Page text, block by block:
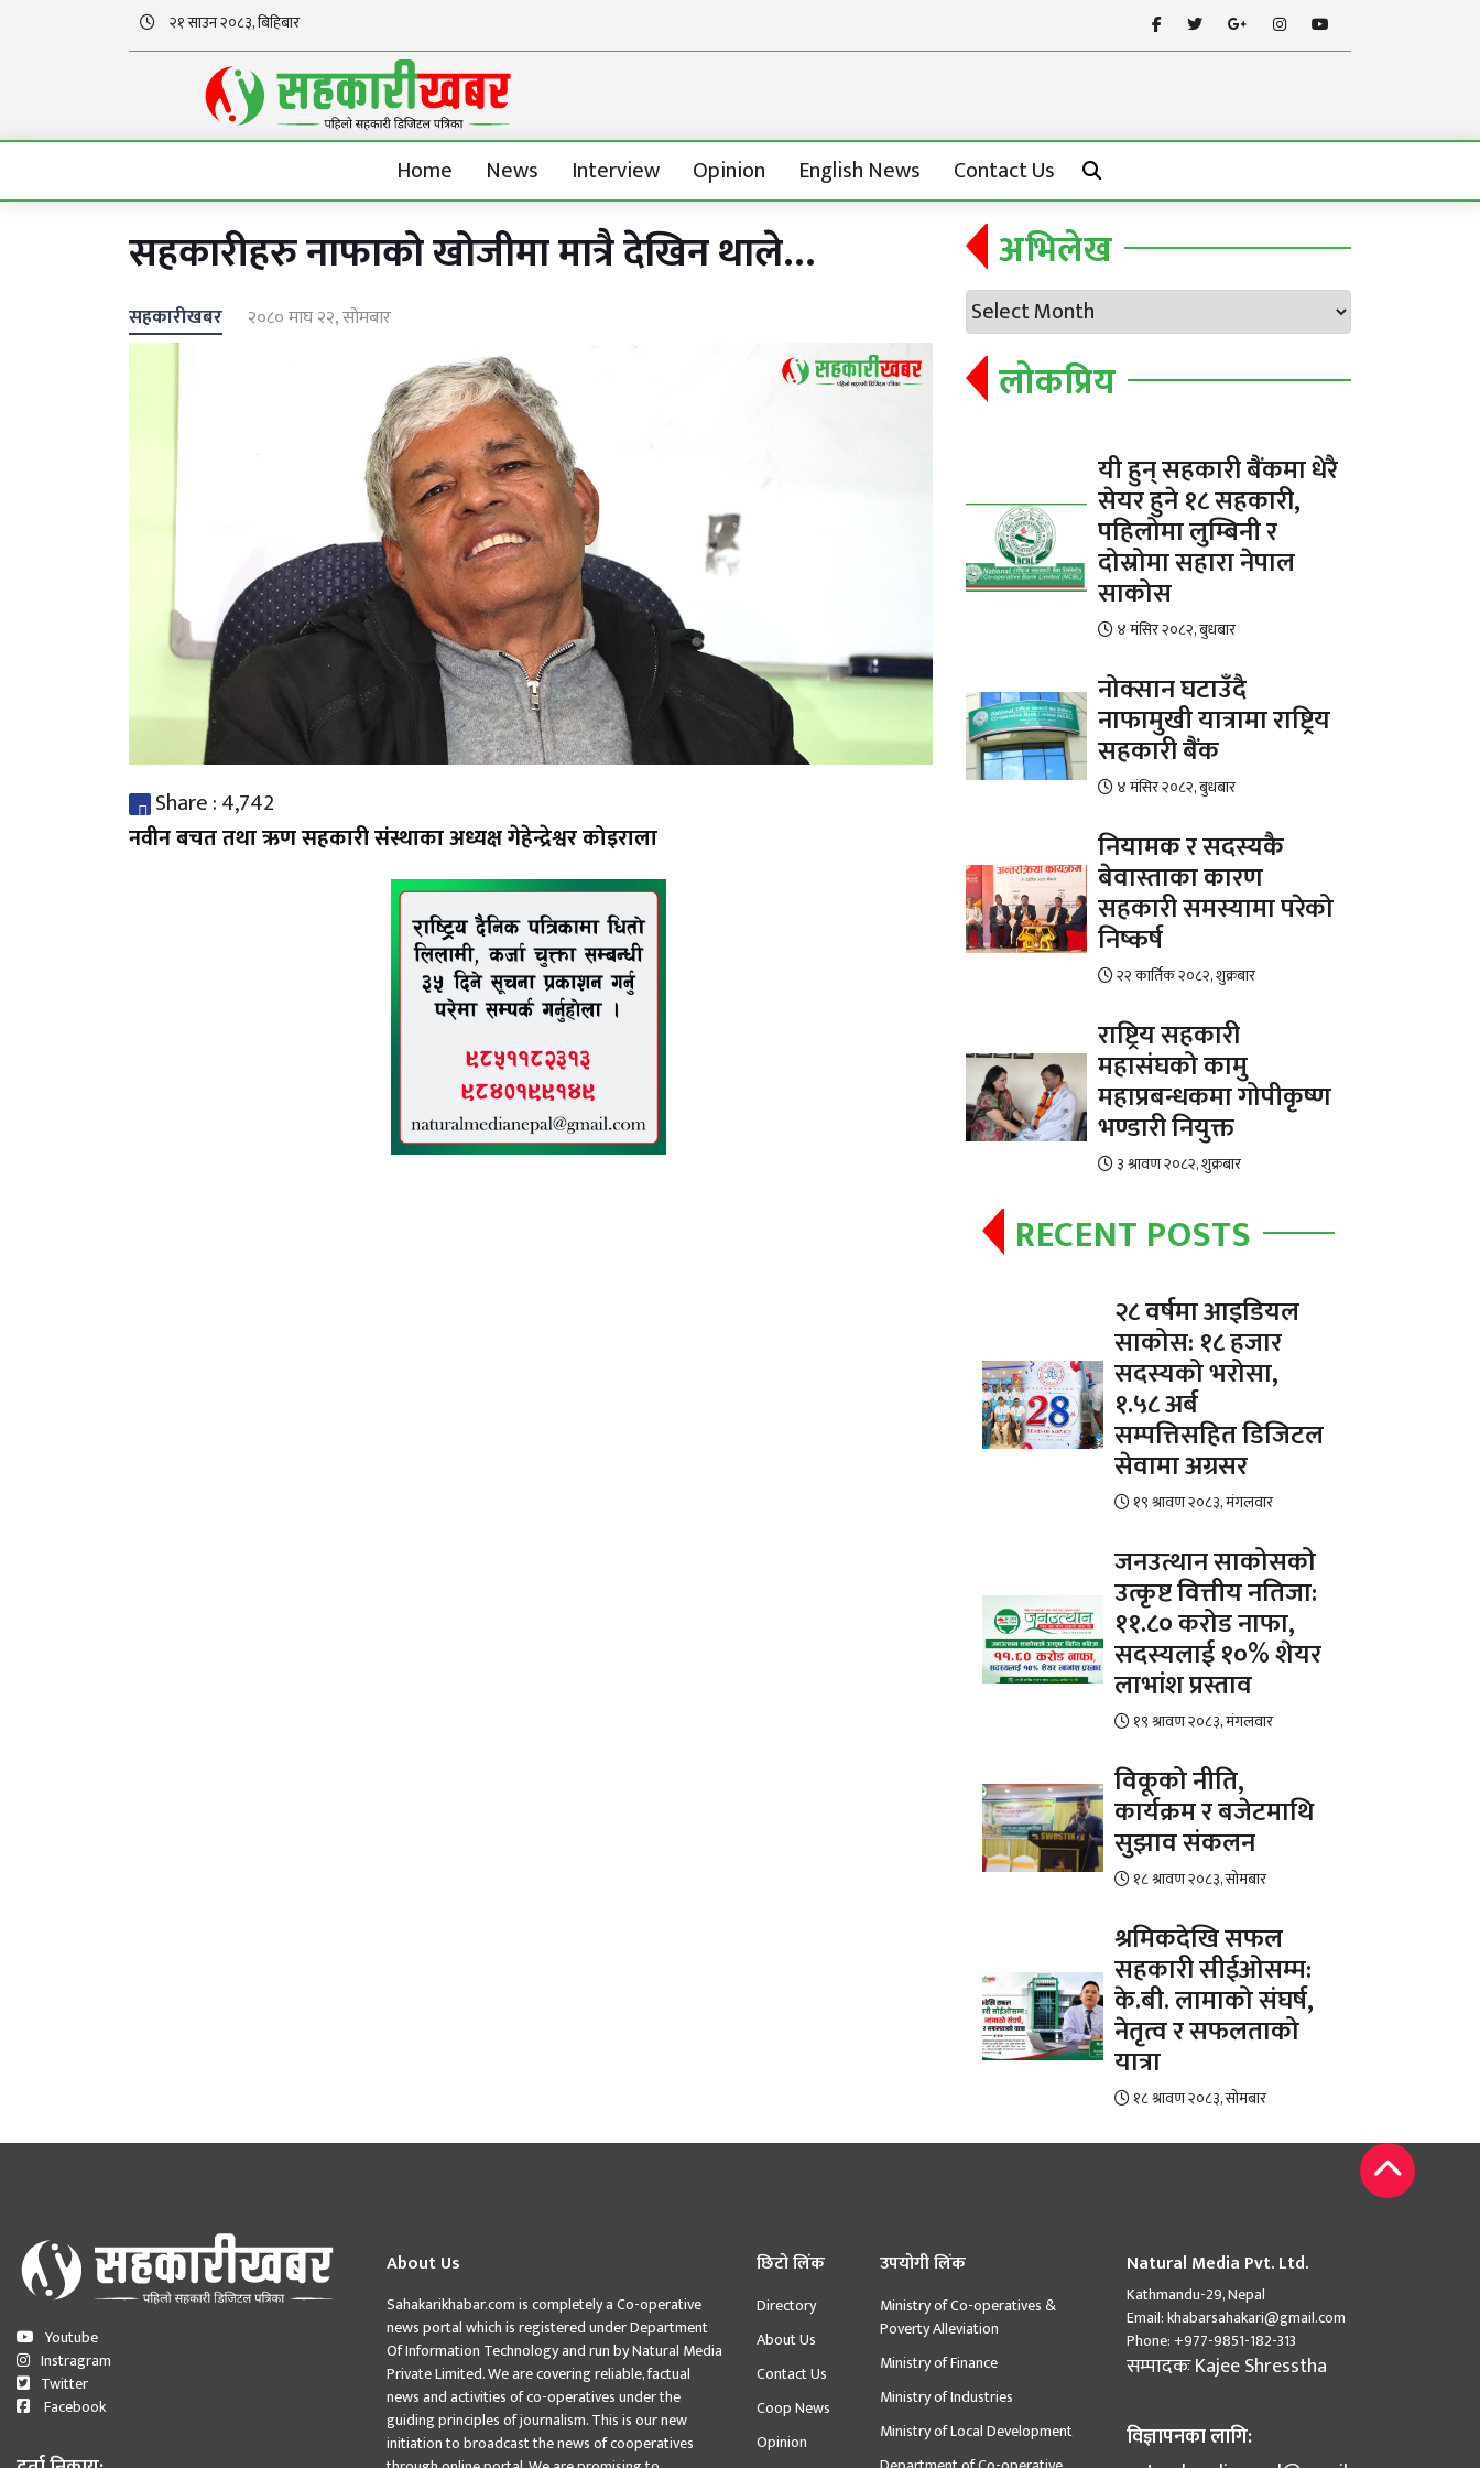
२१ साउन २०८३, बिहिबार
Home News Interview Opinion English News Contact Us
सहकारीहरु नाफाको खोजीमा मात्रै देखिन थाले…
सहकारीखबर २०८० माघ २२, सोमबार
Share :4,742
नवीन बचत तथा ऋण सहकारी संस्थाका अध्यक्ष गेहेन्द्रेश्वर कोइराला
अभिलेख
लोकप्रिय
यी हुन् सहकारी बैंकमा धेरै
सेयर हुने १८ सहकारी,
पहिलोमा लुम्बिनी र
दोस्रोमा सहारा नेपाल
साकोस
४ मंसिर २०८२, बुधबार
नोक्सान घटाउँदै
नाफामुखी यात्रामा राष्ट्रिय
सहकारी बैंक
४ मंसिर २०८२, बुधबार
नियामक र सदस्यकै
बेवास्ताका कारण
सहकारी समस्यामा परेको
निष्कर्ष
२२ कार्तिक २०८२, शुक्रबार
राष्ट्रिय सहकारी
महासंघको कामु
महाप्रबन्धकमा गोपीकृष्ण
भण्डारी नियुक्त
३ श्रावण २०८२, शुक्रबार
RECENT POSTS
२८ वर्षमा आइडियल
साकोस: १८ हजार
सदस्यको भरोसा,
१.५८ अर्ब
सम्पत्तिसहित डिजिटल
सेवामा अग्रसर
१९ श्रावण २०८३, मंगलवार
जनउत्थान साकोसको
उत्कृष्ट वित्तीय नतिजा:
११.८० करोड नाफा,
सदस्यलाई १०% शेयर
लाभांश प्रस्ताव
१९ श्रावण २०८३, मंगलवार
विकूको नीति,
कार्यक्रम र बजेटमाथि
सुझाव संकलन
१८ श्रावण २०८३, सोमबार
श्रमिकदेखि सफल
सहकारी सीईओसम्म:
के.बी. लामाको संघर्ष,
नेतृत्व र सफलताको
यात्रा
१८ श्रावण २०८३, सोमबार
Facebook
Twitter
Instragram
Youtube
About Us
Sahakarikhabar.com is completely a Co-operative
news portal which is registered under Department
Of Information Technology and run by Natural Media
Private Limited. We are covering reliable, factual
news and activities of co-operatives under the
guiding principles of journalism. This is our new
initiation to broadcast the news of cooperatives
छिटो लिंक
Directory
About Us
Contact Us
Coop News
Opinion
उपयोगी लिंक
Ministry of Co-operatives &
Poverty Alleviation
Ministry of Finance
Ministry of Industries
Ministry of Local Development
Natural Media Pvt. Ltd.
Kathmandu-29, Nepal
Email:khabarsahakari@gmail.com
Phone:+977-9851-182-313
सम्पादकःKajee Shresstha
विज्ञापनका लागि: